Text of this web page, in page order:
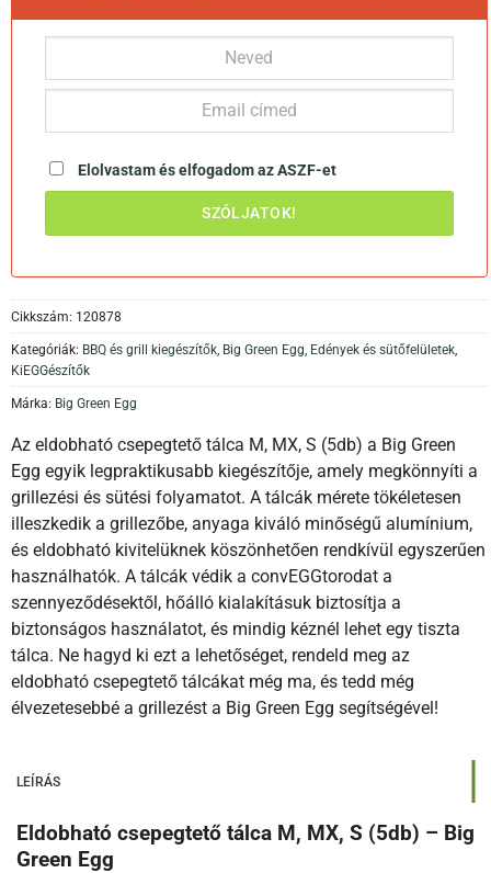
Elolvastam és elfogadom azASZF-et
Cikkszám: 120878
Kategóriák: BBQ és grill kiegészítők Big Green Egg Edények és sütőfelületek
KiEGGészítők
Márka: Big Green Egg
Az eldobható csepegtető tálca M, MX, S (5db) a Big Green
Egg egyik legpraktikusabb kiegészítője, amely megkönnyíti a
grillezési és sütési folyamatot. A tálcák mérete tökéletesen
illeszkedik a grillezőbe, anyaga kiváló minőségű alumínium,
és eldobható kivitelüknek köszönhetően rendkívül egyszerűen
használhatók. A tálcák védik a convEGGtorodat a
szennyeződésektől, hőálló kialakításuk biztosítja a
biztonságos használatot, és mindig kéznél lehet egy tiszta
tálca. Ne hagyd ki ezt a lehetőséget, rendeld meg az
eldobható csepegtető tálcákat még ma, és tedd még
élvezetesebbé a grillezést a Big Green Egg segítségével!
LEÍRÁS
Eldobható csepegtető tálca M, MX, S (5db) – Big
Green Egg